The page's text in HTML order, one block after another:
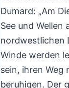
Dumard: „Am
See und
nordwestlichen
Winde werden
sein, ihren Weg
beruhigen. Der